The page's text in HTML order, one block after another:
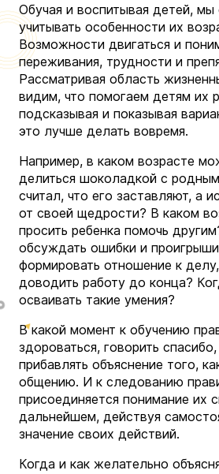
Обучая и воспитывая детей, мы
учитывать особенности их
Возможности двигаться и
переживания, трудности и
Рассматривая область
видим, что помогаем детям их
подсказывая и показывая
это лучше делать вовремя.
Например, в каком возрасте
делиться шоколадкой с
считал, что его заставляют, а
от своей щедрости? В каком
просить ребенка помочь
обсуждать ошибки и
формировать отношение к делу,
доводить работу до конца?
осваивать такие умения?
В какой момент к обучению
здороваться, говорить
прибавлять объяснение того,
общению. И к следованию
присоединяется понимание их
дальнейшем, действуя
значение своих действий.
Когда и как желательно